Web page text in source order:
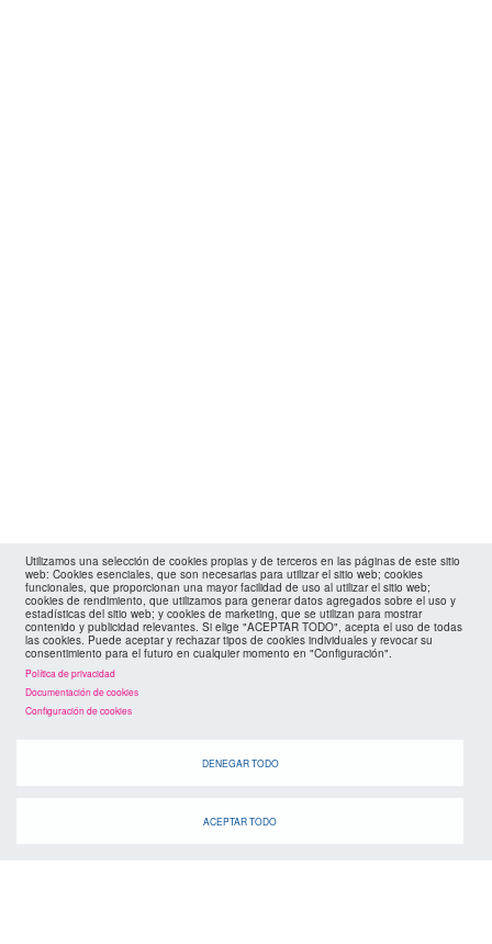
agenda
Utilizamos una selección de cookies propias y de terceros en las páginas de este sitio
web: Cookies esenciales, que son necesarias para utilizar el sitio web; cookies
funcionales, que proporcionan una mayor facilidad de uso al utilizar el sitio web;
cookies de rendimiento, que utilizamos para generar datos agregados sobre el uso y
estadísticas del sitio web; y cookies de marketing, que se utilizan para mostrar
contenido y publicidad relevantes. Si elige "ACEPTAR TODO", acepta el uso de todas
las cookies. Puede aceptar y rechazar tipos de cookies individuales y revocar su
consentimiento para el futuro en cualquier momento en "Configuración".
Política de privacidad
Documentación de cookies
Configuración de cookies
DENEGAR TODO
ACEPTAR TODO